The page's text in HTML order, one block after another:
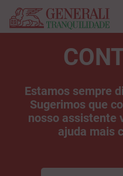
Estamos sempre
Sugerimos que
nosso assistente
ajuda mais